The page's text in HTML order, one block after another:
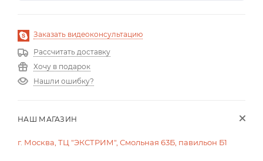
Заказать видеоконсультацию
Рассчитать доставку
Хочу в подарок
Нашли ошибку?
НАШ МАГАЗИН
г. Москва, ТЦ "ЭКСТРИМ", Смольная 63Б, павильон Б1